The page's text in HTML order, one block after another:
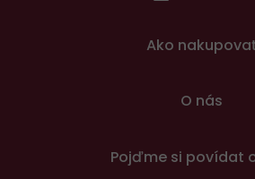
Ako
O nás
Pojďme si povídat